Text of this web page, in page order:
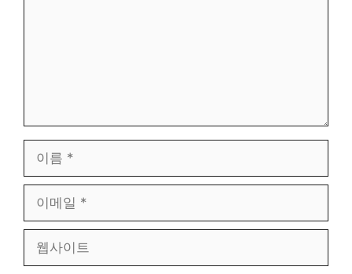
일